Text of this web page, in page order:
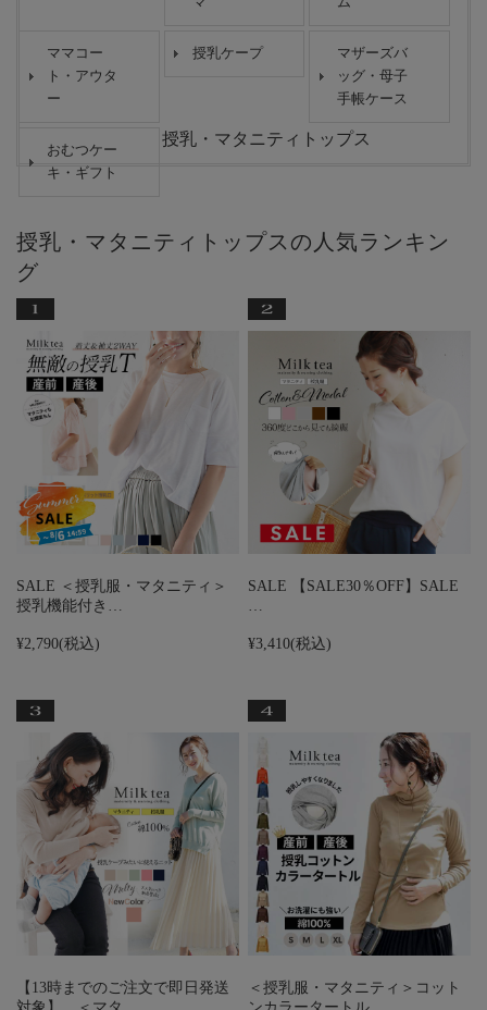
ママコー
ト・アウタ
ー
授乳ケープ
マザーズバ
ッグ・母子
手帳ケース
おむつケー
キ・ギフト
授乳・マタニティトップス
授乳・マタニティトップスの人気ランキン
グ
SALE ＜授乳服・マタニティ＞
授乳機能付き…
¥2,790(税込)
SALE 【SALE30％OFF】SALE
¥3,410(税込)
【13時までのご注文で即日発送
対象】 ＜マタ…
＜授乳服・マタニティ＞コット
ンカラータートル…